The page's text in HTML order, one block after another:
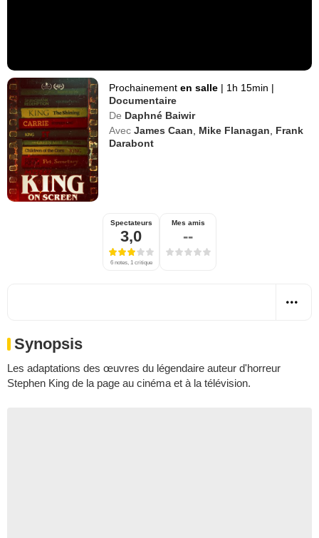
Prochainementen salle | 1h 15min |
Documentaire
De Daphné Baiwir
Avec James Caan Mike Flanagan
Frank
Darabont
Spectateurs
3,0
6 notes, 1 critique
Mes amis
--
Synopsis
Les adaptations des œuvres du légendaire auteur d'horreur
Stephen King de la page au cinéma et à la télévision.